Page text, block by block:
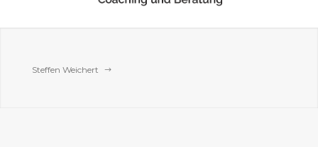
Steffen Weichert